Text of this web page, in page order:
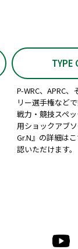
TYPE
P-WRC、APRC
リー選手権など
戦力・競技スペ
用ショックアブ
Gr.N』の詳細は
認いただけます。